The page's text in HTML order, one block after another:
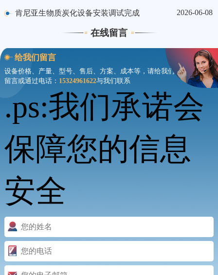
肯尼亚生物质炭化设备安装调试完成 2026-06-08
在线留言
给我们留言
设备价格、产量、型号、售后、方案、成本等，请给我们
留言或通过电话： 15324961622与我们联系
.ps:我们承诺会
保障您的信息
安全